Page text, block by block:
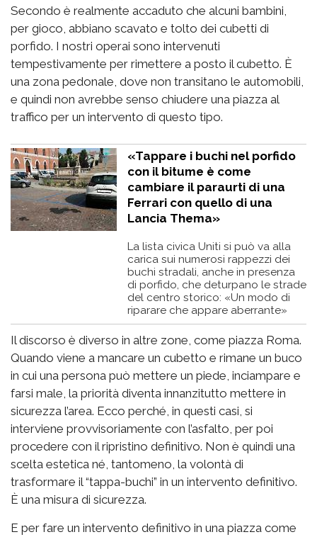
Secondo è realmente accaduto che alcuni bambini,
per gioco, abbiano scavato e tolto dei cubetti di
porfido. I nostri operai sono intervenuti
tempestivamente per rimettere a posto il cubetto. È
una zona pedonale, dove non transitano le automobili,
e quindi non avrebbe senso chiudere una piazza al
traffico per un intervento di questo tipo.
«Tappare i buchi nel porfido
con il bitume è come
cambiare il paraurti di una
Ferrari con quello di una
Lancia Thema»
La lista civica Uniti si può va alla
carica sui numerosi rappezzi dei
buchi stradali, anche in presenza
di porfido, che deturpano le strade
del centro storico: «Un modo di
riparare che appare aberrante»
Il discorso è diverso in altre zone, come piazza Roma.
Quando viene a mancare un cubetto e rimane un buco
in cui una persona può mettere un piede, inciampare e
farsi male, la priorità diventa innanzitutto mettere in
sicurezza l’area. Ecco perché, in questi casi, si
interviene provvisoriamente con l’asfalto, per poi
procedere con il ripristino definitivo. Non è quindi una
scelta estetica né, tantomeno, la volontà di
trasformare il “tappa-buchi” in un intervento definitivo.
È una misura di sicurezza.
E per fare un intervento definitivo in una piazza come